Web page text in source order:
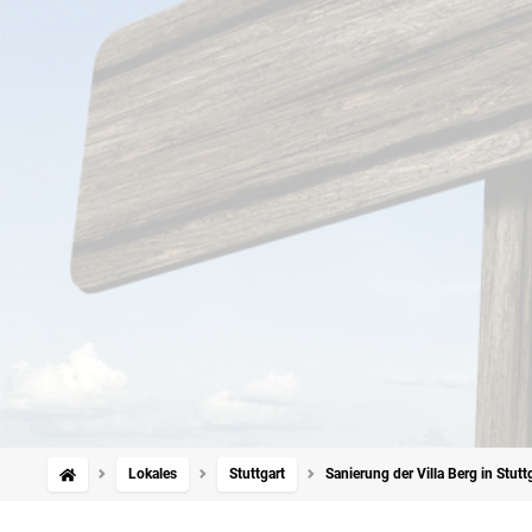
Lokales Stuttgart Sanierung der Villa Berg in